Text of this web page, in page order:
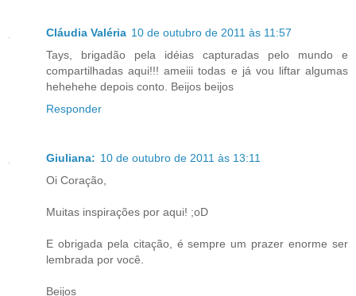
Cláudia Valéria 10 de outubro de 2011 às 11:57
Tays, brigadão pela idéias capturadas pelo mundo e
compartilhadas aqui!!! ameiii todas e já vou liftar algumas
hehehehe depois conto. Beijos beijos
Responder
Giuliana: 10 de outubro de 2011 às 13:11
Oi Coração,
Muitas inspirações por aqui! ;oD
E obrigada pela citação, é sempre um prazer enorme ser
lembrada por você.
Beijos